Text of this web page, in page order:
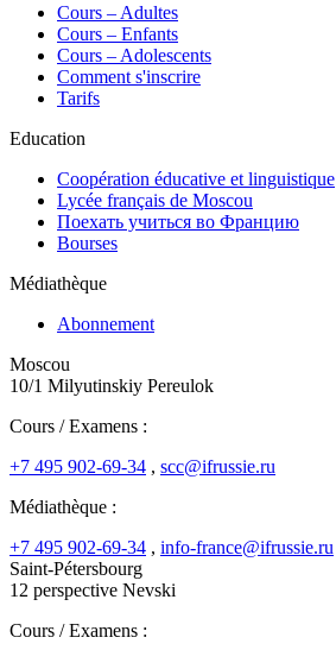
Сours – Adultes
Cours – Enfants
Cours – Adolescents
Comment s'inscrire
Tarifs
Education
Coopération éducative et linguistique
Lycée français de Moscou
Поехать учиться во Францию
Bourses
Médiathèque
Abonnement
Moscou
10/1 Milyutinskiy Pereulok
Cours / Examens :
+7 495 902-69-34 , scc@ifrussie.ru
Médiathèque :
+7 495 902-69-34 , info-france@ifrussie.ru
Saint-Pétersbourg
12 perspective Nevski
Cours / Examens :